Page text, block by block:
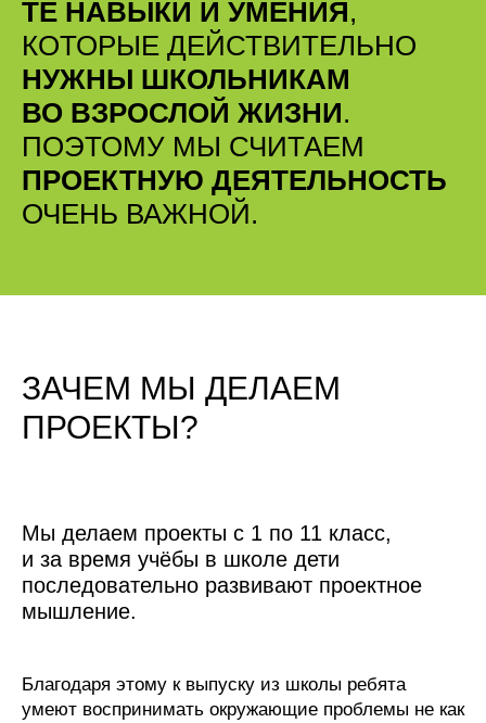
ТЕ НАВЫКИ И УМЕНИЯ,
КОТОРЫЕ ДЕЙСТВИТЕЛЬНО
НУЖНЫ ШКОЛЬНИКАМ
ВО ВЗРОСЛОЙ ЖИЗНИ.
ПОЭТОМУ МЫ СЧИТАЕМ
ПРОЕКТНУЮ ДЕЯТЕЛЬНОСТЬ
ОЧЕНЬ ВАЖНОЙ.
ЗАЧЕМ МЫ ДЕЛАЕМ
ПРОЕКТЫ?
Мы делаем проекты с 1 по 11 класс,
и за время учёбы в школе дети
последовательно развивают проектное
мышление.
Благодаря этому к выпуску из школы ребята
умеют воспринимать окружающие проблемы не как